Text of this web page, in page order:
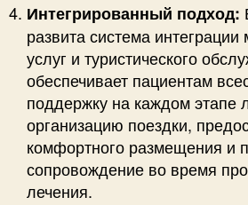
Интегрированный подход:
развита система
услуг и туристического
обеспечивает пациентам
поддержку на каждом этапе
организацию поездки,
комфортного размещения и
сопровождение во время
лечения.